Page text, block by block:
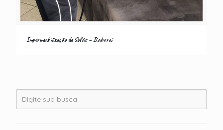
Impermeabilização de Sofás – Itaboraí
Impermeabilização de Sofás – Itaboraí